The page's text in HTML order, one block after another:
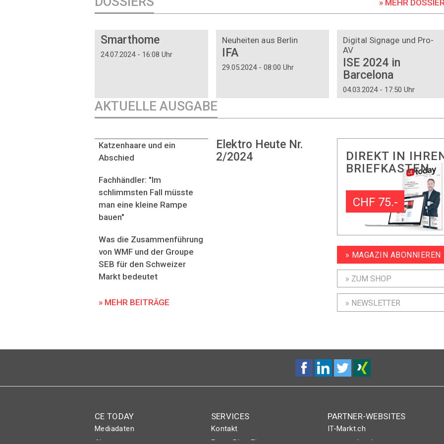
» MEHR
Smarthome
24.07.2024 - 16:08 Uhr
Neuheiten aus Berlin
IFA
29.05.2024 - 08:00 Uhr
Digital Signage und Pro-
AV
ISE 2024 in
Barcelona
04.03.2024 - 17:50 Uhr
AKTUELLE AUSGABE
Elektro Heute Nr.
2/2024
Katzenhaare und ein
Abschied
Fachhändler: "Im
schlimmsten Fall müsste
man eine kleine Rampe
bauen"
Was die Zusammenführung
von WMF und der Groupe
SEB für den Schweizer
Markt bedeutet
» MEHR BEITRÄGE
DIREKT IN
BRIEFKASTEN
CHF 75.-
» MAGAZIN ABONNIEREN
» ZUM SHOP
» NEWSLETTER
CE TODAY
Mediadaten
SERVICES
Kontakt
PARTNER-WEBSITES
IT-Markt.ch